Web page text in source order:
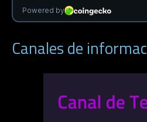
Canales de